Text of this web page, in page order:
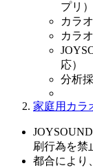
プリ）
カラ
カラ
応）
分析
家庭用カラ
刷行為を禁
都合により